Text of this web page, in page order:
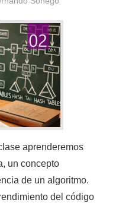
aprenderemos
un concepto
de un algoritmo.
del código